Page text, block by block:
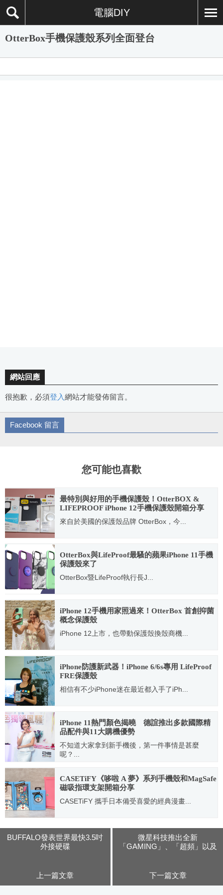
電腦DIY
OtterBox手機保護殼系列全面登台
網站回應
很抱歉，必須登入網站才能發佈留言。
Facebook 留言
您可能也喜歡
最特別與好用的手機保護殼！OtterBOX &
LIFEPROOF iPhone 12手機保護殼開箱分享
來自於美國的保護殼品牌 OtterBox，今...
2020.11.29
OtterBox與LifeProof最騷的蘋果iPhone 11手機
保護殼來了
OtterBox暨LifeProof執行長J...
2019.09.23
iPhone 12手機用家照過來！OtterBox 首創抑菌
概念保護殼
iPhone 12上市，也帶動保護殼換殼商機...
2020.10.28
iPhone防護新武器！iPhone 6/6s專用 LifeProof
FRE保護殼
相信有不少iPhone迷在最近都入手了iPh...
2015.11.27
iPhone 11熱門顏色揭曉 德誼推出多款國際精
品配件與11大購機優勢
不知道大家拿到新手機後，第一件事情是甚麼
呢？...
2019.09.16
CASETiFY《哆啦 A 夢》系列手機殼和MagSafe
磁吸指環支架開箱分享
CASETiFY 攜手日本備受喜愛的經典漫畫...
BUFFALO發表世界最快3.5吋
外接硬碟
上一篇文章
微星科技推出全新
「GAMING」、「超頻」以及
下一篇文章